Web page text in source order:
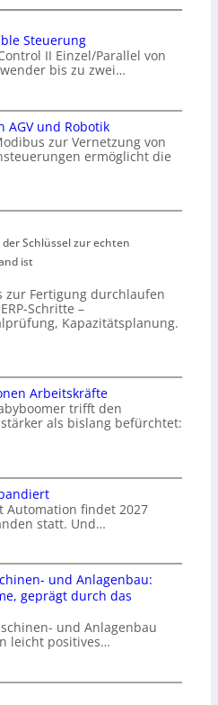
Steuerung
II Einzel/Parallel von
bis zu zwei…
AGV und Robotik
zur Vernetzung von
ermöglicht die
Schlüssel zur echten
ist
zur Fertigung durchlaufen
Schritte –
Kapazitätsplanung.
Arbeitskräfte
trifft den
als bislang befürchtet:
Automation findet 2027
statt. Und…
und Anlagenbau:
geprägt durch das
und Anlagenbau
leicht positives…